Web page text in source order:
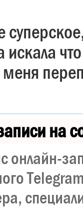
искала
меня
на
онлайн-